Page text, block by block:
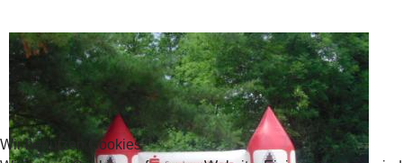
Wir benutzen Cookies